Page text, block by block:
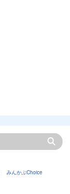
みんかぶChoice